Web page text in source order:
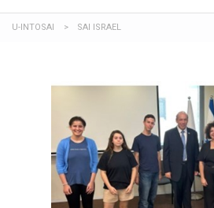
U-INTOSAI > SAI ISRAEL